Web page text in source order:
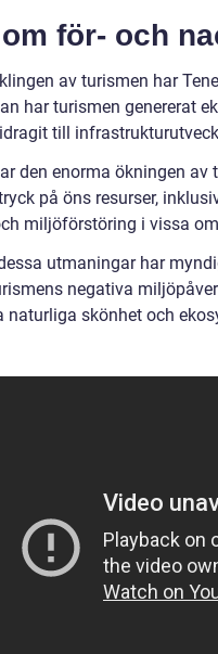
för- och
av turismen har
har turismen genererat
till
den enorma ökningen
på öns resurser,
miljöförstöring i vissa
utmaningar har
negativa
naturliga skönhet och